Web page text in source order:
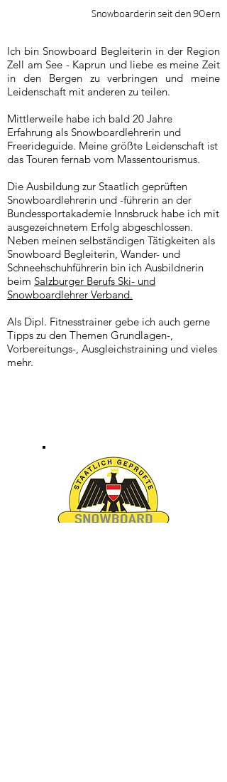
Snowboarderin seit den 90ern
Ich bin Snowboard Begleiterin in der Region
Zell am See - Kaprun und liebe es meine Zeit
in den Bergen zu verbringen und meine
Leidenschaft mit anderen zu teilen.
Mittlerweile habe ich bald 20 Jahre
Erfahrung als Snowboardlehrerin und
Freerideguide. Meine größte Leidenschaft ist
das Touren fernab vom Massentourismus.
Die Ausbildung zur Staatlich geprüften
Snowboardlehrerin und -führerin an der
Bundessportakademie Innsbruck habe ich mit
ausgezeichnetem Erfolg abgeschlossen.
Neben meinen selbständigen Tätigkeiten als
Snowboard Begleiterin, Wander- und
Schneehschuhführerin bin ich Ausbildnerin
beim Salzburger Berufs Ski- und
Snowboardlehrer Verband.
Als Dipl. Fitnesstrainer gebe ich auch gerne
Tipps zu den Themen Grundlagen-,
Vorbereitungs-, Ausgleichstraining und vieles
mehr.